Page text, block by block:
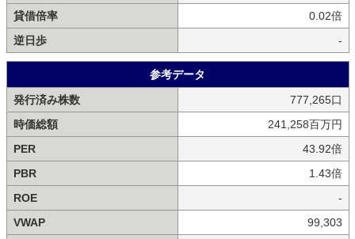
貸借倍率
0.02倍
逆日歩
-
参考データ
発行済み株数
777,265口
時価総額
241,258百万円
PER
43.92倍
PBR
1.43倍
ROE
-
VWAP
99,303